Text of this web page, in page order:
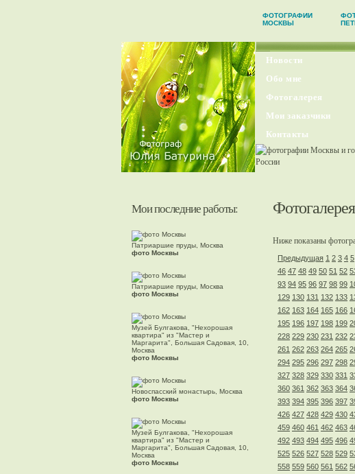
ФОТОГРАФИИ
МОСКВЫ
Новости
Обо мне
Фотогалерея
Мои заказчики
Контакты
Мои последние работы:
Патриаршие пруды, Москва
фото Москвы
Патриаршие пруды, Москва
фото Москвы
Музей Булгакова, "Нехорошая
квартира" из "Мастер и
Маргарита", Большая Садовая, 10,
Москва
фото Москвы
Новоспасский монастырь, Москва
фото Москвы
Музей Булгакова, "Нехорошая
квартира" из "Мастер и
Маргарита", Большая Садовая, 10,
Москва
фото Москвы
Фотогалерея
Ниже показаны
Предыдущая 1 2 3 4 5
46 47 48 49 50 51 52
93 94 95 96 97 98 99
129 130 131 132 133
162 163 164 165 166
195 196 197 198 199
228 229 230 231 232
261 262 263 264 265
294 295 296 297 298
327 328 329 330 331
360 361 362 363 364
393 394 395 396 397
426 427 428 429 430
459 460 461 462 463
492 493 494 495 496
525 526 527 528 529
558 559 560 561 562